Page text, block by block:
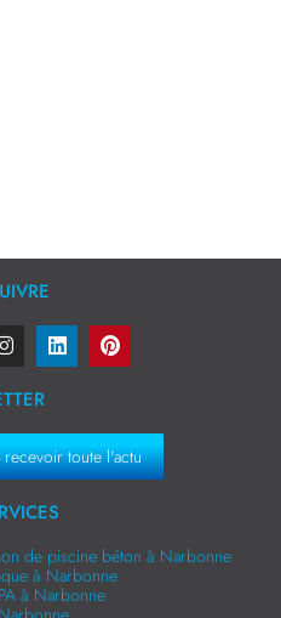
recevoir toute l'actu
de piscine béton à Narbonne
à Narbonne
à Narbonne